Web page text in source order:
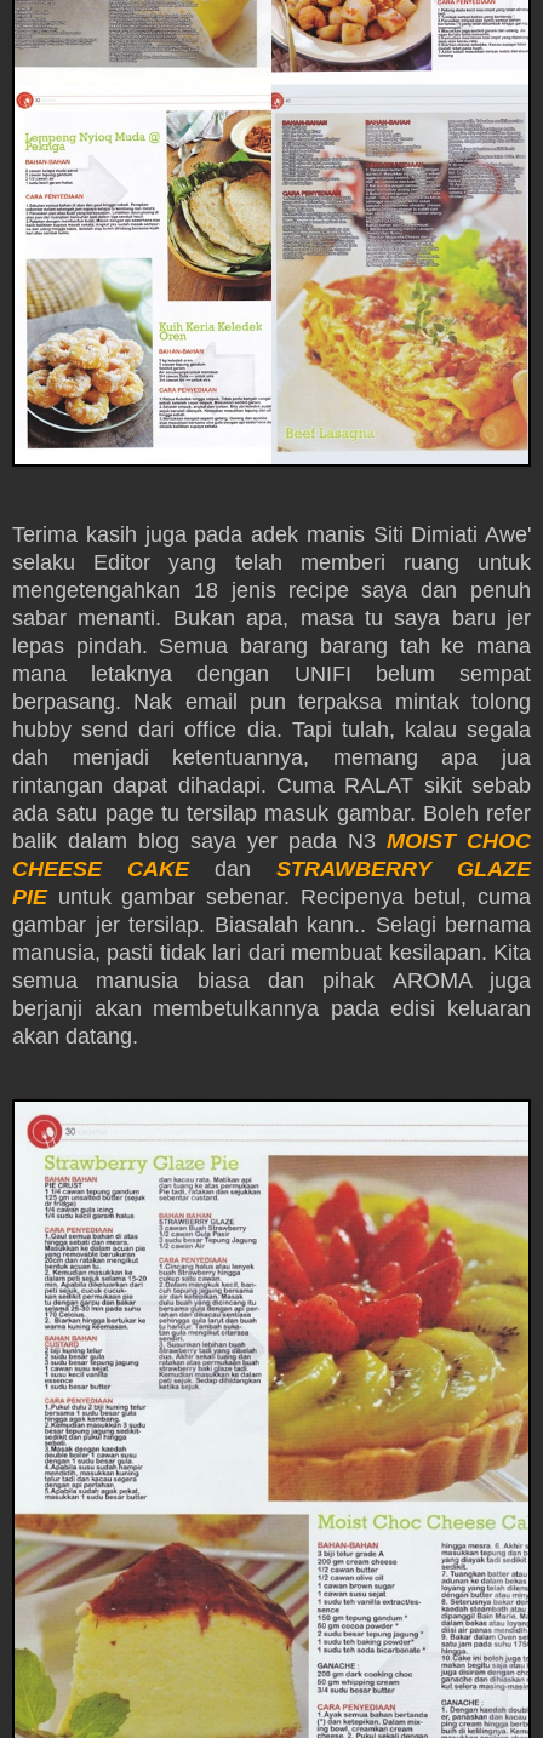
Terima kasih juga pada adek manis Siti Dimiati Awe'
selaku Editor yang telah memberi ruang untuk
mengetengahkan 18 jenis recipe saya dan penuh
sabar menanti. Bukan apa, masa tu saya baru jer
lepas pindah. Semua barang barang tah ke mana
mana letaknya dengan UNIFI belum sempat
berpasang. Nak email pun terpaksa mintak tolong
hubby send dari office dia. Tapi tulah, kalau segala
dah menjadi ketentuannya, memang apa jua
rintangan dapat dihadapi. Cuma RALAT sikit sebab
ada satu page tu tersilap masuk gambar. Boleh refer
balik dalam blog saya yer pada N3 MOIST CHOC
CHEESE CAKEdan STRAWBERRY GLAZE
PIEuntuk gambar sebenar. Recipenya betul, cuma
gambar jer tersilap. Biasalah kann.. Selagi bernama
manusia, pasti tidak lari dari membuat kesilapan. Kita
semua manusia biasa dan pihak AROMA juga
berjanji akan membetulkannya pada edisi keluaran
akan datang.